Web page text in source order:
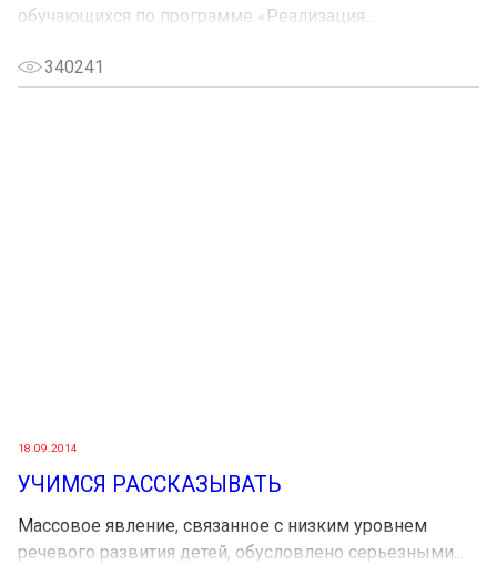
обучающихся по программе «Реализация...
340241
18.09.2014
УЧИМСЯ РАССКАЗЫВАТЬ
Массовое явление, связанное с низким уровнем
речевого развития детей, обусловлено серьезными...